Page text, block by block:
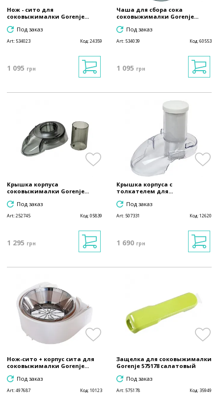
Нож - сито для
соковыжималки Gorenje...
Под заказ
Art:534023 Код:24359
1 095 грн
Чаша для сбора сока
соковыжималки Gorenje...
Под заказ
Art:534039 Код:60553
1 095 грн
Крышка корпуса
соковыжималки Gorenje...
Под заказ
Art:252745 Код:05839
1 295 грн
Крышка корпуса с
толкателем для...
Под заказ
Art:507331 Код:12620
1 690 грн
Нож-сито + корпус сита для
соковыжималки Gorenje...
Под заказ
Art:497687 Код:10123
Защелка для соковыжималки
Gorenje 575178 салатовый
Под заказ
Art:575178 Код: 35949